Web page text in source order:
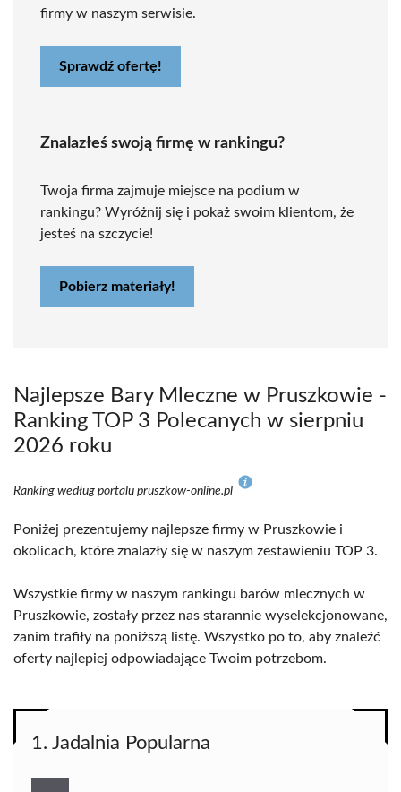
firmy w naszym serwisie.
Sprawdź ofertę!
Znalazłeś swoją firmę w rankingu?
Twoja firma zajmuje miejsce na podium w
rankingu? Wyróżnij się i pokaż swoim klientom, że
jesteś na szczycie!
Pobierz materiały!
Najlepsze Bary Mleczne w Pruszkowie -
Ranking TOP 3 Polecanych w sierpniu
2026 roku
Ranking według portalu pruszkow-online.pl
Poniżej prezentujemy najlepsze firmy w Pruszkowie i
okolicach, które znalazły się w naszym zestawieniu TOP 3.
Wszystkie firmy w naszym rankingu barów mlecznych w
Pruszkowie, zostały przez nas starannie wyselekcjonowane,
zanim trafiły na poniższą listę. Wszystko po to, aby znaleźć
oferty najlepiej odpowiadające Twoim potrzebom.
1. Jadalnia Popularna